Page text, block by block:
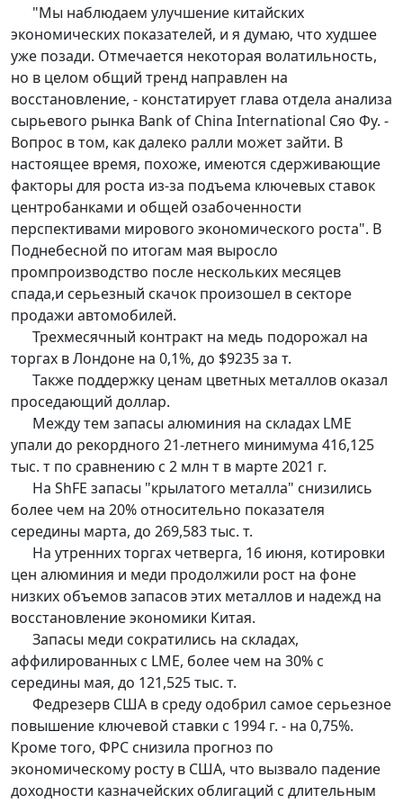
"Мы наблюдаем улучшение китайских
экономических показателей, и я думаю, что худшее
уже позади. Отмечается некоторая волатильность,
но в целом общий тренд направлен на
восстановление, - констатирует глава отдела анализа
сырьевого рынка Bank of China International Сяо Фу. -
Вопрос в том, как далеко ралли может зайти. В
настоящее время, похоже, имеются сдерживающие
факторы для роста из-за подъема ключевых ставок
центробанками и общей озабоченности
перспективами мирового экономического роста". В
Поднебесной по итогам мая выросло
промпроизводство после нескольких месяцев
спада,и серьезный скачок произошел в секторе
продажи автомобилей.
Трехмесячный контракт на медь подорожал на
торгах в Лондоне на 0,1%, до $9235 за т.
Также поддержку ценам цветных металлов оказал
проседающий доллар.
Между тем запасы алюминия на складах LME
упали до рекордного 21-летнего минимума 416,125
тыс. т по сравнению с 2 млн т в марте 2021 г.
На ShFE запасы "крылатого металла" снизились
более чем на 20% относительно показателя
середины марта, до 269,583 тыс. т.
На утренних торгах четверга, 16 июня, котировки
цен алюминия и меди продолжили рост на фоне
низких объемов запасов этих металлов и надежд на
восстановление экономики Китая.
Запасы меди сократились на складах,
аффилированных с LME, более чем на 30% с
середины мая, до 121,525 тыс. т.
Федрезерв США в среду одобрил самое серьезное
повышение ключевой ставки с 1994 г. - на 0,75%.
Кроме того, ФРС снизила прогноз по
экономическому росту в США, что вызвало падение
доходности казначейских облигаций с длительным